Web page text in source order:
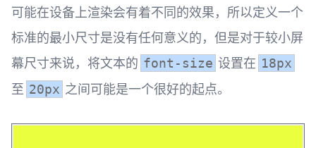
可能在设备上渲染会有着不同的效果，所以定义一个
标准的最小尺寸是没有任何意义的，但是对于较小屏
幕尺寸来说，将文本的 font-size 设置在 18px
至 20px 之间可能是一个很好的起点。